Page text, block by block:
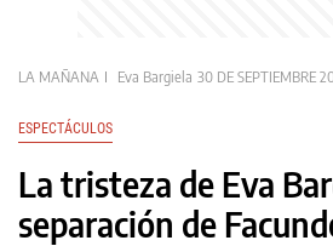
LA MAÑANA Eva Bargiela 30 DE SEPTIEMBRE
ESPECTÁCULOS
La tristeza de Eva
separación de